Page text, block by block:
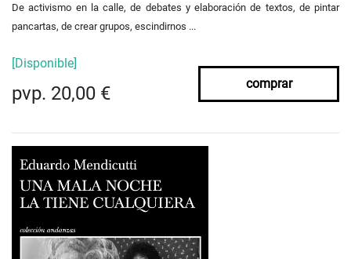
De activismo en la calle, de debates y elaboración de textos, de pintar
pancartas, de crear grupos, escindirnos ...
[Disponible]
pvp. 20,00 € comprar